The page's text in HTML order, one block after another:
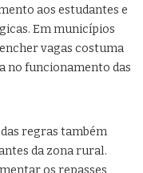
aos estudantes e
Em municípios
vagas costuma
no funcionamento das
regras também
da zona rural.
os repasses